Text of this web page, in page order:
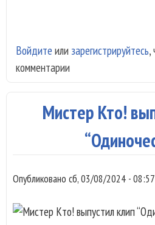
Войдите или зарегистрируйтесь,
комментарии
Мистер Кто!
Опубликовано сб, 03/08/2024 - 08:57